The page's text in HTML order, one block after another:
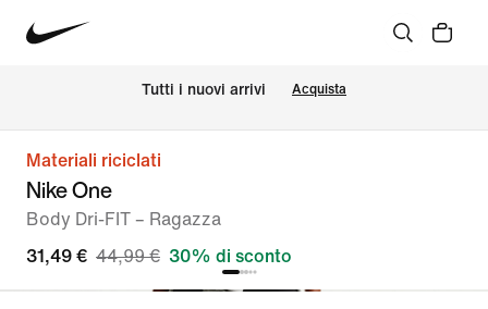
Tutti i nuovi arrivi Acquista
Materiali riciclati
Nike One
Body Dri-FIT – Ragazza
31,49 € 44,99 € 30% di sconto